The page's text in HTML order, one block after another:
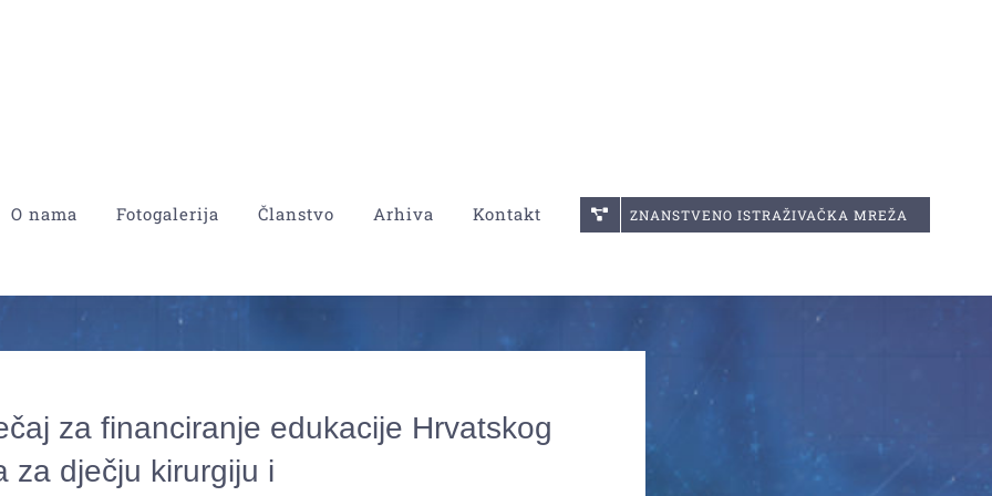
O nama Fotogalerija Članstvo Arhiva Kontakt ZNANSTVENO ISTRAŽIVAČKA MREŽA
za financiranje edukacije Hrvatskog
za dječju kirurgiju i